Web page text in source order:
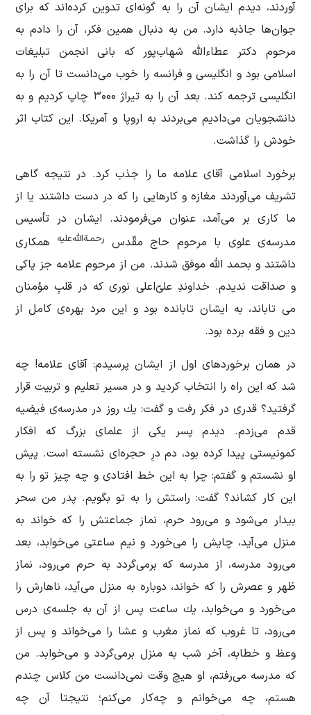
آوردند، دیدم ایشان آن را به گونه‌ای تدوین کرده‌اند كه برای
جوان‌ها جاذبه دارد. من به دنبال همین فكر، آن را دادم به
مرحوم دكتر عطاء‌الله شهاب‌پور كه بانی انجمن تبلیغات
اسلامی بود و انگلیسی و فرانسه را خوب می‌دانست تا آن را به
انگلیسی ترجمه كند. بعد آن را به تیراژ ۳۰۰۰ چاپ كردیم و به
دانشجویان می‌دادیم می‌بردند به اروپا و آمریكا. این كتاب اثر
خودش را گذاشت.
برخورد اسلامی آقای علامه ما را جذب كرد. در نتیجه گاهی
تشریف می‌آوردند مغازه و كارهایی را كه در دست داشتند یا از
ما كاری بر می‌آمد، عنوان می‌فرمودند. ایشان در تأسیس
مدرسه‌‌‌ی علوی با مرحوم حاج مقّدس رحمـةالله‌علیه همكاری
داشتند و بحمد الله موفق شدند. من از مرحوم علامه جز پاكی
و صداقت ندیدم. خداوندِ علی‌ّاعلی نوری که در قلبِ مؤمنان
می تاباند، به ایشان تابانده بود و این مرد بهره‌ی كامل از
دین و فقه برده بود.
در همان برخوردهای اول از ایشان پرسیدم: آقای علامه! چه
شد كه این راه را انتخاب كردید و در مسیر تعلیم و تربیت قرار
گرفتید؟ قدری در فكر رفت و گفت: یك روز در مدرسه‌ی فیضیه
قدم می‌زدم. دیدم پسر یكی از علمای بزرگ كه افكار
كمونیستی‌ ‌پیدا كرده بود، دم درِ حجره‌ای نشسته است. پیش
او نشستم و گفتم: چرا به این خط افتادی و چه چیز تو را‌ ‌به
این كار كشاند؟ گفت: راستش را به تو بگویم. پدر من سحر
بیدار می‌شود و می‌رود حرم، نماز جماعتش را كه خواند به
منزل می‌آید، چایش را می‌خورد و نیم ساعتی می‌خوابد، بعد
می‌رود مدرسه، از مدرسه كه برمی‌گردد به حرم می‌رود، نماز
ظهر و عصرش را كه خواند، دوباره به منزل می‌آید، ناهارش را
می‌خورد و می‌خوابد، یك ساعت پس از آن به جلسه‌ی درس
می‌رود، تا غروب كه نماز مغرب و عشا را می‌خواند و پس از
وعظ و خطابه، آخر شب به منزل برمی‌گردد و می‌خوابد. من
كه مدرسه می‌رفتم، او هیچ وقت نمی‌دانست من كلاس چندم
هستم، چه می‌خوانم و چه‌كار می‌كنم؛ نتیجتا آن چه